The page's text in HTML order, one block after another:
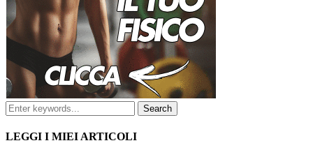
LEGGI I MIEI ARTICOLI